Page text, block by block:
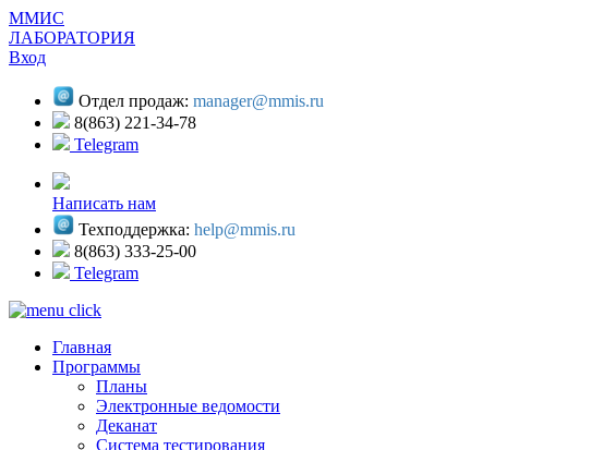
ММИС
ЛАБОРАТОРИЯ
Вход
Отдел продаж: manager@mmis.ru
8(863) 221-34-78
Telegram
Написать нам
Техподдержка: help@mmis.ru
8(863) 333-25-00
Telegram
Главная
Программы
Планы
Электронные ведомости
Деканат
Система тестирования